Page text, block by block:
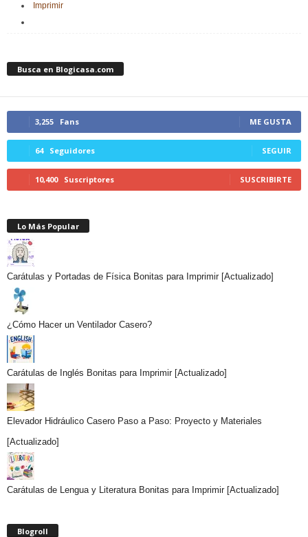
Imprimir
Busca en Blogicasa.com
3,255 Fans ME GUSTA
64 Seguidores SEGUIR
10,400 Suscriptores SUSCRIBIRTE
Lo Más Popular
Carátulas y Portadas de Física Bonitas para Imprimir [Actualizado]
¿Cómo Hacer un Ventilador Casero?
Carátulas de Inglés Bonitas para Imprimir [Actualizado]
Elevador Hidráulico Casero Paso a Paso: Proyecto y Materiales
[Actualizado]
Carátulas de Lengua y Literatura Bonitas para Imprimir [Actualizado]
Blogroll